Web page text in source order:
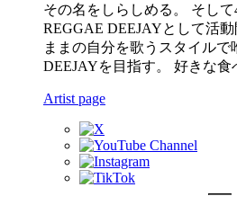
その名をしらしめる。 そして
REGGAE DEEJAYとして活
ままの自分を歌うスタイルで
DEEJAYを目指す。 好きな食
Artist page